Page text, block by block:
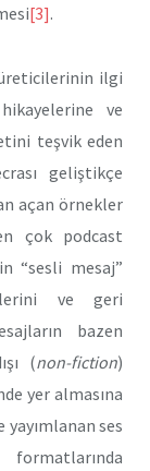
[3].
ilgi
ve
teşvik eden
geliştikçe
açan örnekler
çok podcast
“sesli mesaj”
ve geri
bazen
(non-fiction)
yer almasına
yayımlanan ses